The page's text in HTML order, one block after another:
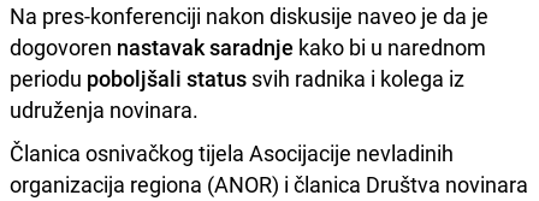
Na pres-konferenciji nakon diskusije naveo je da je
dogovoren nastavak saradnje kako bi u narednom
periodu poboljšali status svih radnika i kolega iz
udruženja novinara.
Članica osnivačkog tijela Asocijacije nevladinih
organizacija regiona (ANOR) i članica Društva novinara